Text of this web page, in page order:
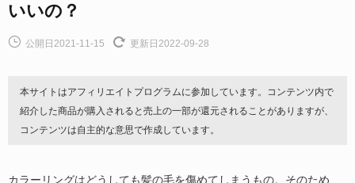
いいの？
公開日2021-11-15 更新日2022-09-28
本サイトはアフィリエイトプログラムに参加しています。コンテンツ内で
紹介した商品が購入されると売上の一部が還元されることがありますが、
コンテンツは自主的な意思で作成しています。
カラーリングはどうしても髪の毛を傷めてしまうもの。そのため、